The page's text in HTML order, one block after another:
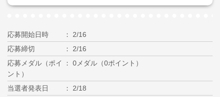
応募開始日時
2/16
応募締切
2/16
応募メダル（ポイ
ント）
0メダル（0ポイント）
当選者発表日
2/18